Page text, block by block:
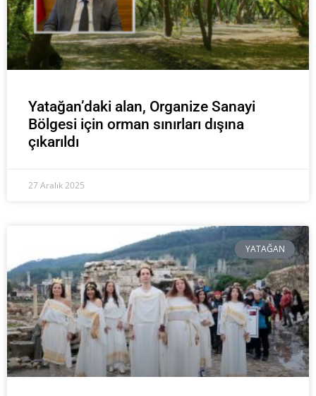
Yatağan’daki alan, Organize Sanayi
Bölgesi için orman sınırları dışına
çıkarıldı
27 Aralık 2025
YATAĞAN